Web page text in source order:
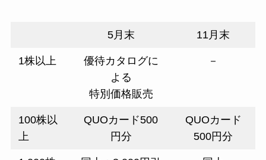
5月末 11月末
1株以上
優待カタログに
よる
特別価格販売
－
100株以
上
QUOカード500
円分
QUOカード
500円分